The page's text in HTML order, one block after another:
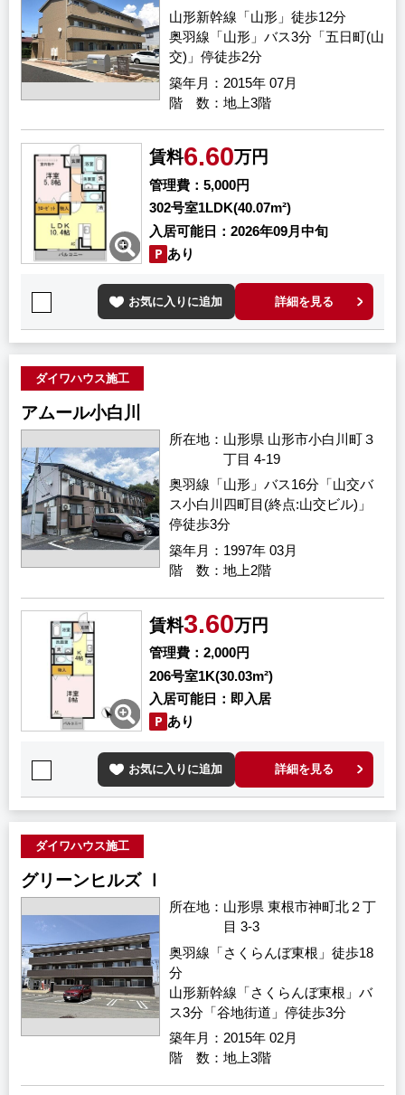
築年月 2015年 07月
山形新幹線「山形」徒歩12分
奥羽線「山形」バス3分「五日町(山
交)」停徒歩2分
階 数 地上3階
賃料6.60万円
管理費
5,000円
302号室1LDK(40.07m²)
入居可能日
2026年09月中旬
あり
お気に入りに追加 詳細を見る
ダイワハウス施工
アムール小白川
所在地
山形県 山形市小白川町３
丁目 4-19
築年月 1997年 03月
奥羽線「山形」バス16分「山交バ
ス小白川四町目(終点:山交ビル)」
停徒歩3分
階 数 地上2階
賃料3.60万円
管理費
2,000円
206号室1K(30.03m²)
入居可能日
即入居
あり
お気に入りに追加 詳細を見る
ダイワハウス施工
グリーンヒルズ Ⅰ
所在地
山形県 東根市神町北２丁
目 3-3
築年月 2015年 02月
奥羽線「さくらんぼ東根」徒歩18
分
山形新幹線「さくらんぼ東根」バ
ス3分「谷地街道」停徒歩3分
階 数 地上3階